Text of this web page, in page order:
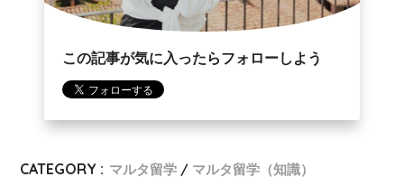
この記事が気に入ったらフォローしよう
CATEGORY : マルタ留学 マルタ留学（知識）